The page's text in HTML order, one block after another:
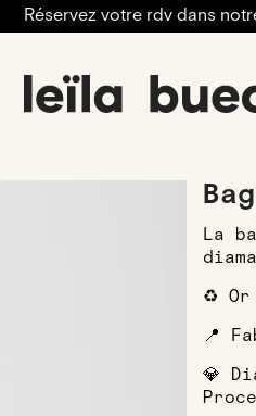
Réservez votre rdv dans
La
♻️ Or
📍
💎